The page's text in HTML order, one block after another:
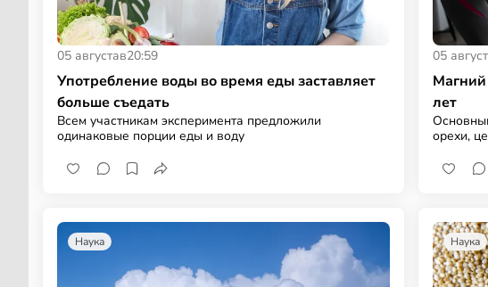
05 августав20:59
Употребление воды во время еды заставляет
больше съедать
Всем участникам эксперимента предложили
одинаковые порции еды и воду
05
лет
орехи,
Наука Наука